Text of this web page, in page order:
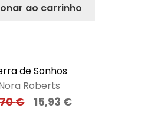
ao carrinho
de Sonhos
Roberts
€ 15,93 €